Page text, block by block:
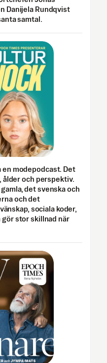
Danijela Rundqvist
samtal.
en modepodcast. Det
ålder och perspektiv.
det svenska och
och det
sociala koder,
gör stor skillnad när